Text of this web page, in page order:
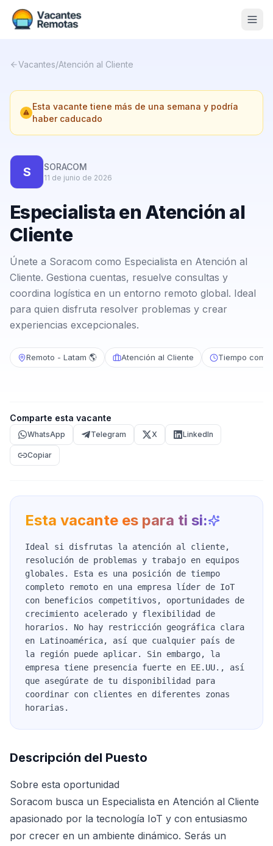
Nosotros
Contacto
Calculadora Freelance
Vacantes/Atención al Cliente
Esta vacante tiene más de una semana y podría
haber caducado
S SORACOM
11 de junio de 2026
Especialista en Atención al
Cliente
Únete a Soracom como Especialista en Atención al
Cliente. Gestiona cuentas, resuelve consultas y
coordina logística en un entorno remoto global. Ideal
para quien disfruta resolver problemas y crear
experiencias excepcionales.
Remoto - Latam 🌎 Atención al Cliente Tiempo
Comparte esta vacante
WhatsApp Telegram X LinkedIn
Copiar
Esta vacante es para ti si:
Ideal si disfrutas la atención al cliente,
resolución de problemas y trabajo en equipos
globales. Esta es una posición de tiempo
completo remoto en una empresa líder de IoT
con beneficios competitivos, oportunidades de
crecimiento acelerado y flexibilidad de
horarios. No hay restricción geográfica clara
en Latinoamérica, así que cualquier país de
la región puede aplicar. Sin embargo, la
empresa tiene presencia fuerte en EE.UU., así
que asegúrate de tu disponibilidad para
coordinar con clientes en diferentes zonas
horarias.
Descripción del Puesto
Sobre esta oportunidad
Soracom busca un Especialista en Atención al Cliente
apasionado por la tecnología IoT y con entusiasmo
por crecer en un ambiente dinámico. Serás un